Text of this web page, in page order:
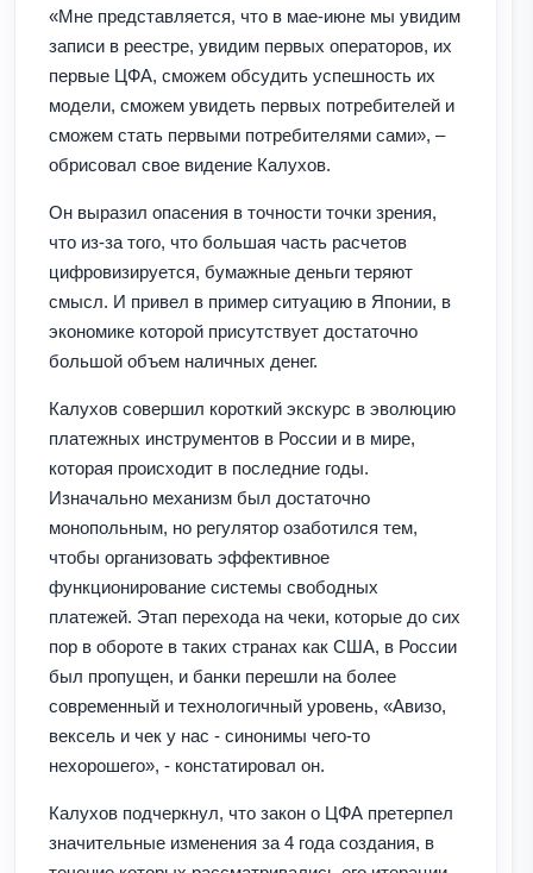
«Мне представляется, что в мае-июне мы увидим
записи в реестре, увидим первых операторов, их
первые ЦФА, сможем обсудить успешность их
модели, сможем увидеть первых потребителей и
сможем стать первыми потребителями сами», –
обрисовал свое видение Калухов.
Он выразил опасения в точности точки зрения,
что из-за того, что большая часть расчетов
цифровизируется, бумажные деньги теряют
смысл. И привел в пример ситуацию в Японии, в
экономике которой присутствует достаточно
большой объем наличных денег.
Калухов совершил короткий экскурс в эволюцию
платежных инструментов в России и в мире,
которая происходит в последние годы.
Изначально механизм был достаточно
монопольным, но регулятор озаботился тем,
чтобы организовать эффективное
функционирование системы свободных
платежей. Этап перехода на чеки, которые до сих
пор в обороте в таких странах как США, в России
был пропущен, и банки перешли на более
современный и технологичный уровень, «Авизо,
вексель и чек у нас - синонимы чего-то
нехорошего», - констатировал он.
Калухов подчеркнул, что закон о ЦФА претерпел
значительные изменения за 4 года создания, в